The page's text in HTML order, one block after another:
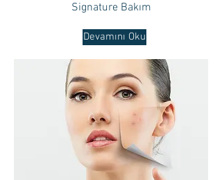
Signature Bakım
Devamını Oku